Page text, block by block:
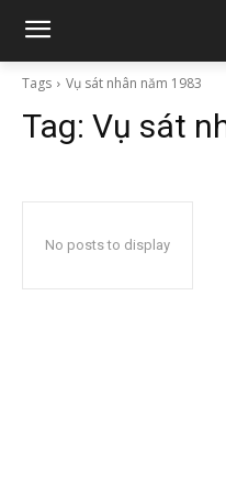
Tags Vụ sát nhân năm 1983
Tag: Vụ sát
No posts to display